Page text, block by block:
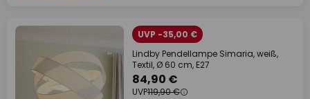
UVP -35,00 €
Lindby Pendellampe Simaria, weiß,
Textil, Ø 60 cm, E27
84,90 €
UVP119,90 €